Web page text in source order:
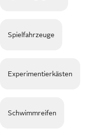
Spielfahrzeuge
Experimentierkästen
Schwimmreifen